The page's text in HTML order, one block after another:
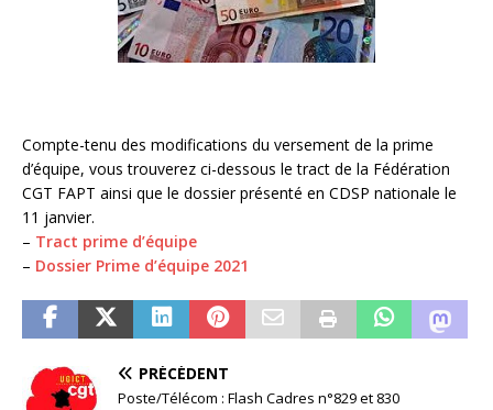
Compte-tenu des modifications du versement de la prime
d’équipe, vous trouverez ci-dessous le tract de la Fédération
CGT FAPT ainsi que le dossier présenté en CDSP nationale le
11 janvier.
– Tract prime d’équipe
– Dossier Prime d’équipe 2021
PRÉCÉDENT
Poste/Télécom : Flash Cadres n°829 et 830